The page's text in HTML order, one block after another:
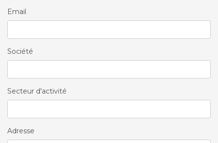
Email
Société
Secteur d'activité
Adresse